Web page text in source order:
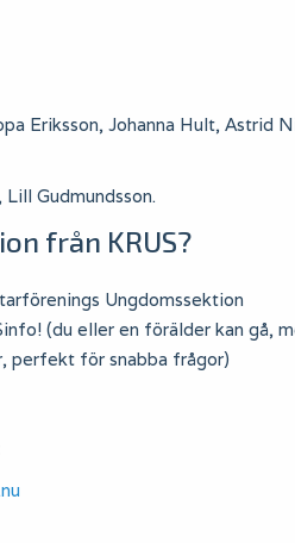
Eriksson, Johanna Hult, Astrid
Gudmundsson.
från KRUS?
Ungdomssektion
(du eller en förälder kan gå,
perfekt för snabba frågor)